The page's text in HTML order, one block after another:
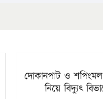
দোকানপাট ও
নিয়ে বিদ্যুৎ